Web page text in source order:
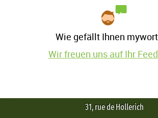
Wie gefällt Ihnen
Wir freuen uns auf Ihr
31, rue de Hollerich